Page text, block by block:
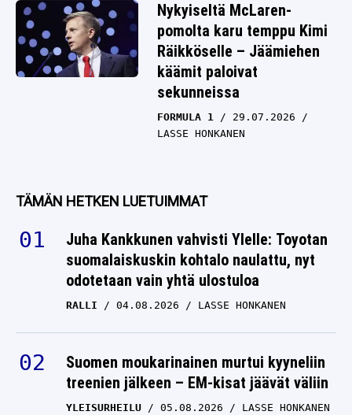
Nykyiseltä McLaren-
pomolta karu temppu Kimi
Räikköselle – Jäämiehen
käämit paloivat
sekunneissa
FORMULA 1
29.07.2026
LASSE HONKANEN
TÄMÄN HETKEN LUETUIMMAT
Juha Kankkunen vahvisti Ylelle: Toyotan
suomalaiskuskin kohtalo naulattu, nyt
odotetaan vain yhtä ulostuloa
RALLI 04.08.2026 LASSE HONKANEN
Suomen moukarinainen murtui kyyneliin
treenien jälkeen – EM-kisat jäävät väliin
YLEISURHEILU 05.08.2026 LASSE HONKANEN